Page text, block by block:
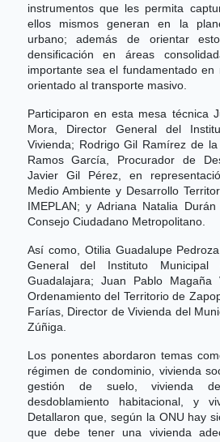
instrumentos que les permita
ellos mismos generan en la
urbano; además de orientar
densificación en áreas
importante sea el fundamentado en
orientado al transporte masivo.
Participaron en esta mesa técnica
Mora, Director General del
Vivienda; Rodrigo Gil Ramírez de
Ramos García, Procurador de
Javier Gil Pérez, en
Medio Ambiente y Desarrollo
IMEPLAN; y Adriana Natalia
Consejo Ciudadano Metropolitano.
Así como, Otilia Guadalupe
General del Instituto
Guadalajara; Juan Pablo Magaña
Ordenamiento del Territorio de
Farías, Director de Vivienda del
Zúñiga.
Los ponentes abordaron temas
régimen de condominio, vivienda
gestión de suelo, vivienda
desdoblamiento habitacional, y
Detallaron que, según la ONU hay
que debe tener una vivienda